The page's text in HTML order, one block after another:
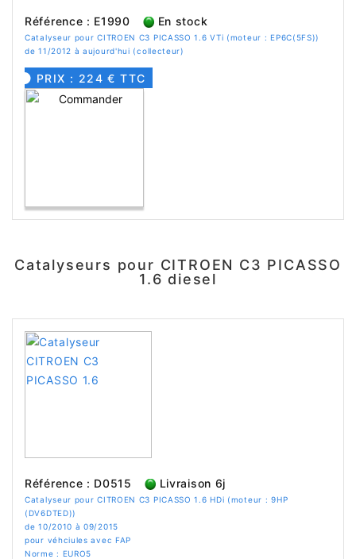
Référence : E1990 En stock
Catalyseur pour CITROEN C3 PICASSO 1.6 VTi (moteur : EP6C(5FS))
de 11/2012 à aujourd'hui (collecteur)
PRIX : 224 € TTC
Catalyseurs pour CITROEN C3 PICASSO
1.6 diesel
Référence : D0515 Livraison 6j
Catalyseur pour CITROEN C3 PICASSO 1.6 HDi (moteur : 9HP
(DV6DTED))
de 10/2010 à 09/2015
pour véhciules avec FAP
Norme : EURO5